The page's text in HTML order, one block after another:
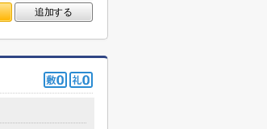
追加する